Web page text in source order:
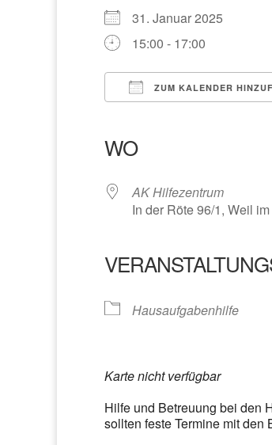
31. Januar 2025
15:00 - 17:00
ZUM KALENDER
WO
AK Hilfezentrum
In der Röte 96/1, Weil
Hausaufgabenhilfe
Karte nicht verfügbar
Hilfe und Betreuung bei den
sollten feste Termine mit den